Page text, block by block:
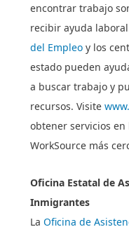
encontrar trabajo
recibir ayuda
del Empleo y los
estado pueden
a buscar trabajo y
recursos. Visite
obtener servicios
WorkSource más
Oficina Estatal de
Inmigrantes
LaOficina de